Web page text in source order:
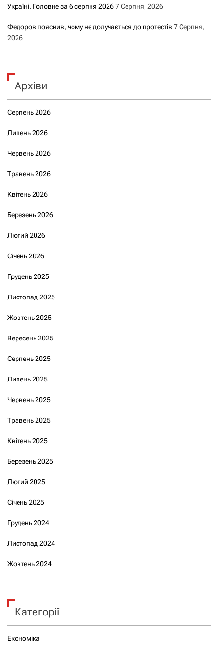
Україні. Головне за 6 серпня 20267 Серпня, 2026
Федоров пояснив, чому не долучається до протестів 7 Серпня,
2026
Архіви
Серпень 2026
Липень 2026
Червень 2026
Травень 2026
Квітень 2026
Березень 2026
Лютий 2026
Січень 2026
Грудень 2025
Листопад 2025
Жовтень 2025
Вересень 2025
Серпень 2025
Липень 2025
Червень 2025
Травень 2025
Квітень 2025
Березень 2025
Лютий 2025
Січень 2025
Грудень 2024
Листопад 2024
Жовтень 2024
Категорії
Економіка